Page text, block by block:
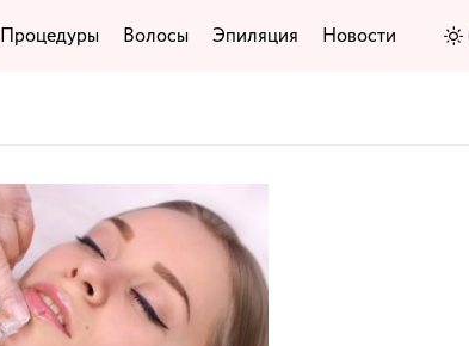
Процедуры Волосы Эпиляция Новости